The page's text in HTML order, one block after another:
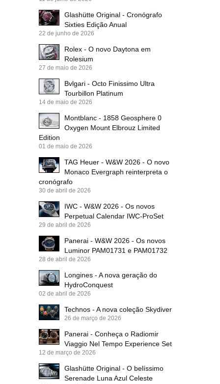
Glashütte Original - Cronógrafo
Sixties Edição Anual
22 de junho de 2026
Rolex - O novo Daytona em
Rolesium
27 de maio de 2026
Bvlgari - Octo Finissimo Ultra
Tourbillon Platinum
14 de maio de 2026
Montblanc - 1858 Geosphere 0
Oxygen Mount Elbrouz Limited
Edition
01 de maio de 2026
TAG Heuer - W&W 2026 - O novo
Monaco Evergraph reinterpreta o
cronógrafo
30 de abril de 2026
IWC - W&W 2026 - Os novos
Perpetual Calendar IWC-ProSet
29 de abril de 2026
Panerai - W&W 2026 - Os novos
Luminor PAM01731 e PAM01732
28 de abril de 2026
Longines - A nova geração do
HydroConquest
02 de abril de 2026
Technos - A nova coleção Skydiver
26 de março de 2026
Panerai - Conheça o Radiomir
Viaggio Nel Tempo Experience Set
12 de março de 2026
Glashütte Original - O belíssimo
Serenade Luna Azul Celeste